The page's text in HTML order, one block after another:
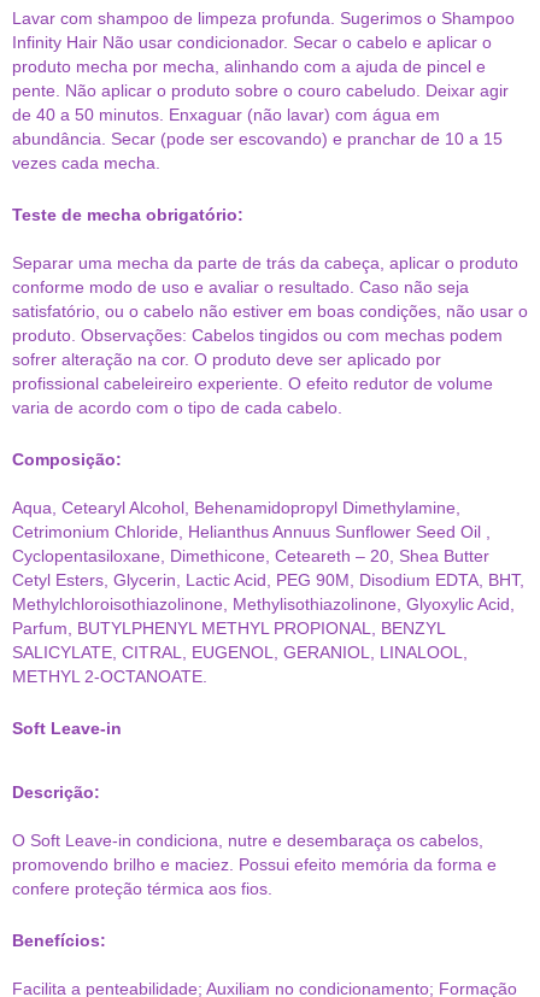
Lavar com shampoo de limpeza profunda. Sugerimos o Shampoo
Infinity Hair Não usar condicionador. Secar o cabelo e aplicar o
produto mecha por mecha, alinhando com a ajuda de pincel e
pente. Não aplicar o produto sobre o couro cabeludo. Deixar agir
de 40 a 50 minutos. Enxaguar (não lavar) com água em
abundância. Secar (pode ser escovando) e pranchar de 10 a 15
vezes cada mecha.
Teste de mecha obrigatório:
Separar uma mecha da parte de trás da cabeça, aplicar o produto
conforme modo de uso e avaliar o resultado. Caso não seja
satisfatório, ou o cabelo não estiver em boas condições, não usar o
produto. Observações: Cabelos tingidos ou com mechas podem
sofrer alteração na cor. O produto deve ser aplicado por
profissional cabeleireiro experiente. O efeito redutor de volume
varia de acordo com o tipo de cada cabelo.
Composição:
Aqua, Cetearyl Alcohol, Behenamidopropyl Dimethylamine,
Cetrimonium Chloride, Helianthus Annuus Sunflower Seed Oil ,
Cyclopentasiloxane, Dimethicone, Ceteareth – 20, Shea Butter
Cetyl Esters, Glycerin, Lactic Acid, PEG 90M, Disodium EDTA, BHT,
Methylchloroisothiazolinone, Methylisothiazolinone, Glyoxylic Acid,
Parfum, BUTYLPHENYL METHYL PROPIONAL, BENZYL
SALICYLATE, CITRAL, EUGENOL, GERANIOL, LINALOOL,
METHYL 2-OCTANOATE.
Soft Leave-in
Descrição:
O Soft Leave-in condiciona, nutre e desembaraça os cabelos,
promovendo brilho e maciez. Possui efeito memória da forma e
confere proteção térmica aos fios.
Benefícios:
Facilita a penteabilidade; Auxiliam no condicionamento; Formação